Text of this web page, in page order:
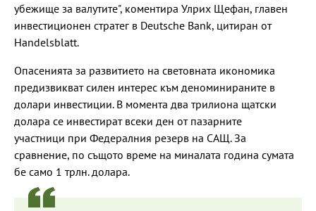
убежище за валутите", коментира Улрих Щефан, главен
инвестиционен стратег в Deutsche Bank, цитиран от
Handelsblatt.
Опасенията за развитието на световната икономика
предизвикват силен интерес към деноминираните в
долари инвестиции. В момента два трилиона щатски
долара се инвестират всеки ден от пазарните
участници при Федералния резерв на САЩ. За
сравнение, по същото време на миналата година сумата
бе само 1 трлн. долара.